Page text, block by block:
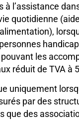
à l’assistance
quotidienne
les
réduit de TVA à
uniquement
par des
que des